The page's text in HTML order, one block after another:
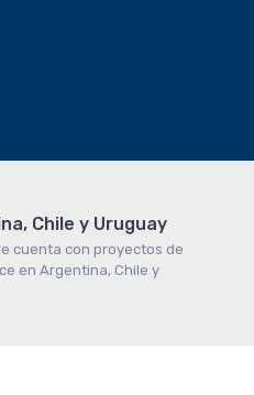
Chile y Uruguay
cuenta con proyectos de
en Argentina, Chile y